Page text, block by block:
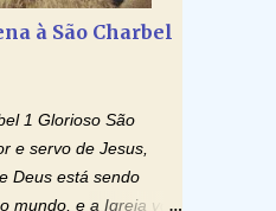
sua consolação. Por
Amém. Creio: Creio
Cristo, seu único
foi concebido pelo
nasceu da Virgem
à São Charbel
1 Glorioso São
e servo de Jesus,
Deus está sendo
mundo, e a Igreja vos